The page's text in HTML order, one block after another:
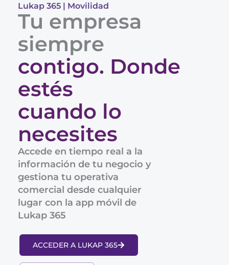
Lukap 365 | Movilidad
Tu empresa
siempre
contigo. Donde
estés
cuando lo
necesites
Accede en tiempo real a la
información de tu negocio y
gestiona tu operativa
comercial desde cualquier
lugar con la app móvil de
Lukap 365
ACCEDER A LUKAP 365